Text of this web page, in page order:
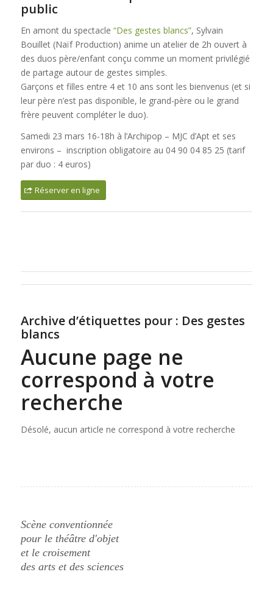
public
En amont du spectacle “Des gestes blancs”, Sylvain
Bouillet (Naïf Production) anime un atelier de 2h ouvert à
des duos père/enfant conçu comme un moment privilégié
de partage autour de gestes simples.
Garçons et filles entre 4 et 10 ans sont les bienvenus (et si
leur père n’est pas disponible, le grand-père ou le grand
frère peuvent compléter le duo).
Samedi 23 mars 16-18h à l’Archipop – MJC d’Apt et ses
environs – inscription obligatoire au 04 90 04 85 25 (tarif
par duo : 4 euros)
Réserver en ligne
Archive d’étiquettes pour : Des gestes
blancs
Aucune page ne
correspond à votre
recherche
Désolé, aucun article ne correspond à votre recherche
Scène conventionnée
pour le théâtre d'objet
et le croisement
des arts et des sciences